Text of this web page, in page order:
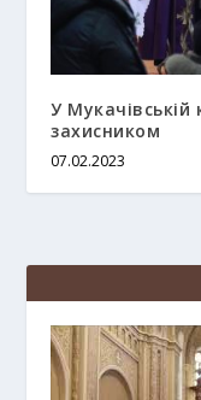
У Мукачівській
захисником
07.02.2023